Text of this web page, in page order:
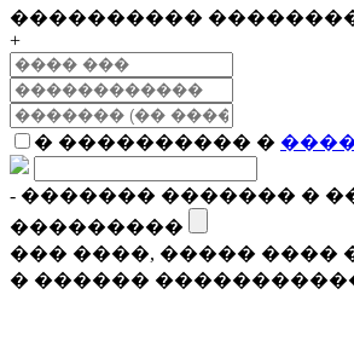
����������
+
� ���������� �
- ������� ������� �
���������
��� ����, �����
� ������